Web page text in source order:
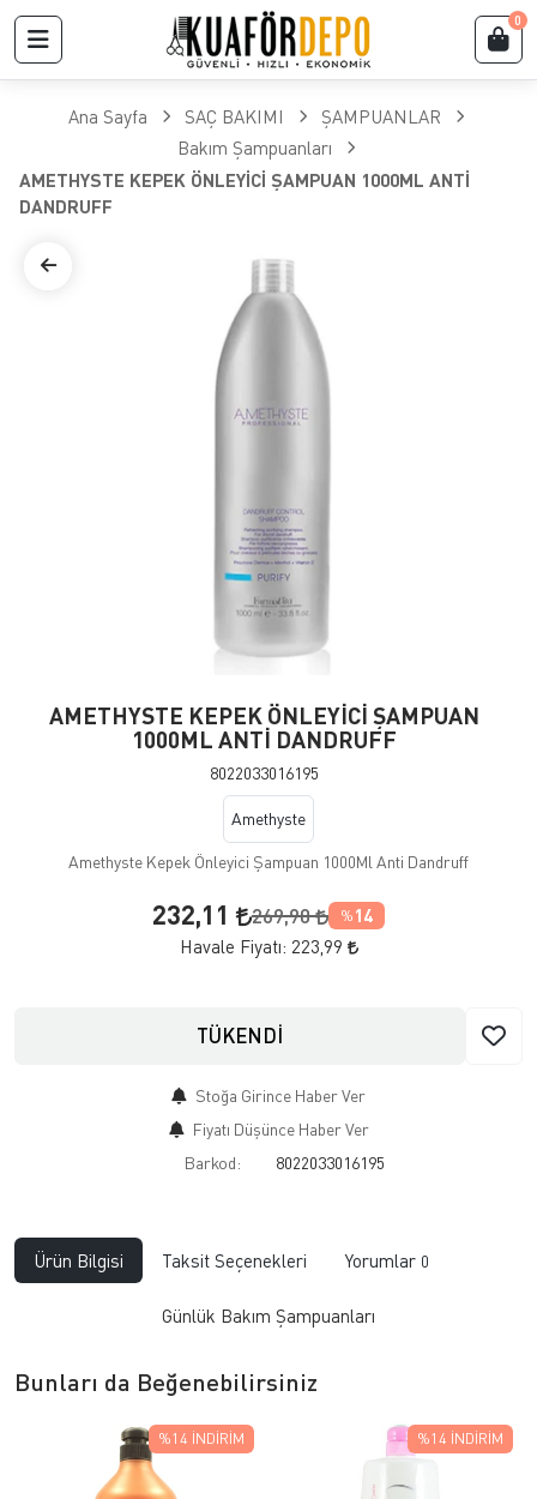
0
Ana Sayfa SAÇ BAKIMI
ŞAMPUANLAR
Bakım Şampuanları
AMETHYSTE KEPEK ÖNLEYİCİ ŞAMPUAN 1000ML ANTİ
DANDRUFF
AMETHYSTE KEPEK ÖNLEYİCİ ŞAMPUAN
1000ML ANTİ DANDRUFF
8022033016195
Amethyste
Amethyste Kepek Önleyici Şampuan 1000Ml Anti Dandruff
232,11 269,90 % 14
Havale Fiyatı: 223,99
TÜKENDİ
Stoğa Girince Haber Ver
Fiyatı Düşünce Haber Ver
Barkod:
8022033016195
Ürün Bilgisi Taksit Seçenekleri Yorumlar 0
Günlük Bakım Şampuanları
Bunları da Beğenebilirsiniz
%14 İNDIRIM %14 İNDIRIM